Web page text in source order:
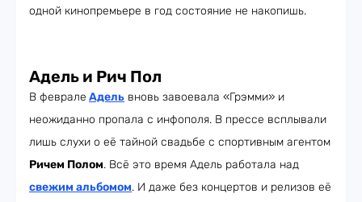
одной кинопремьере в год состояние не накопишь.
Адель и Рич Пол
В феврале Адель вновь завоевала «Грэмми» и
неожиданно пропала с инфополя. В прессе всплывали
лишь слухи о её тайной свадьбе с спортивным агентом
Ричем Полом. Всё это время Адель работала над
свежим альбомом. И даже без концертов и релизов её